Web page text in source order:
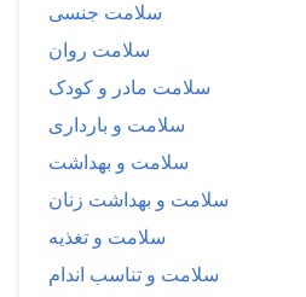
سلامت جنسی
سلامت روان
سلامت مادر و کودک
سلامت و بارداری
سلامت و بهداشت
سلامت و بهداشت زنان
سلامت و تغذیه
سلامت و تناسب اندام